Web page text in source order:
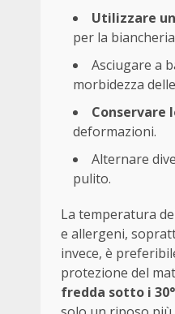
Utilizzare
per la
Asciugare a
morbidezza
Conservare
deformazioni.
Alternare
pulito.
La temperatura
e allergeni,
invece, è
protezione del
fredda sotto i